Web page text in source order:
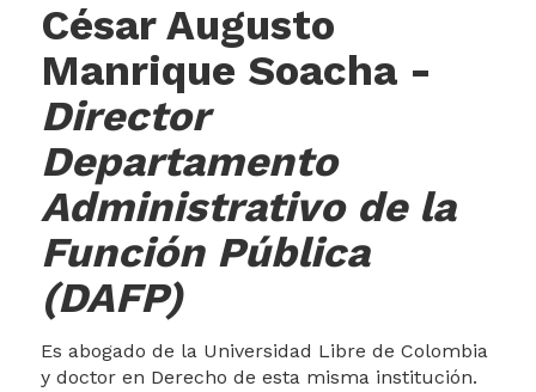
Transparencia y acceso a la
información pública
César Augusto
Manrique Soacha-
Director
Departamento
Administrativo de la
Función Pública
(DAFP)
Es abogado de la Universidad Libre de Colombia
y doctor en Derecho de esta misma institución.